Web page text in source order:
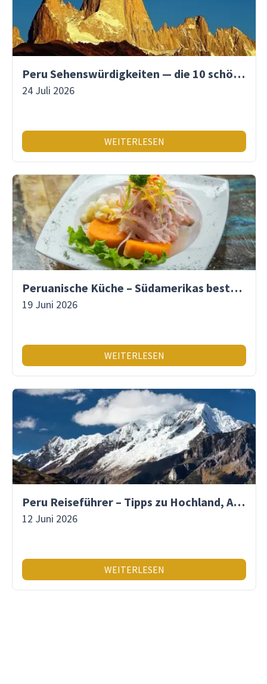
Peru Sehenswürdigkeiten — die 10 schönsten Orte
24 Juli 2026
WEITERLESEN
Peruanische Küche – Südamerikas beste Gastronomie
19 Juni 2026
WEITERLESEN
Peru Reiseführer – Tipps zu Hochland, Amazonas & Inka-Erbe
12 Juni 2026
WEITERLESEN